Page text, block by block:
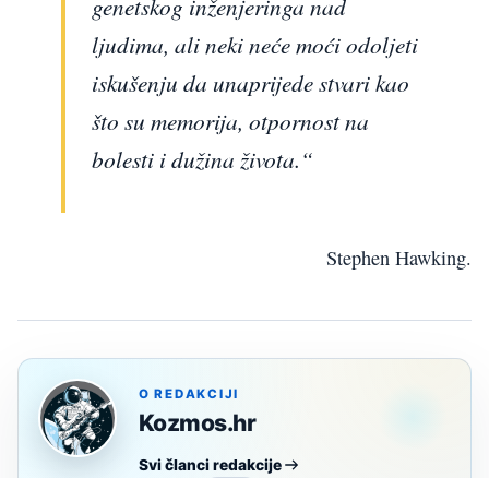
ljudima, ali neki neće moći odoljeti
iskušenju da unaprijede stvari kao
što su memorija, otpornost na
bolesti i dužina života.“
Stephen Hawking.
O REDAKCIJI
Kozmos.hr
Svi članci redakcije